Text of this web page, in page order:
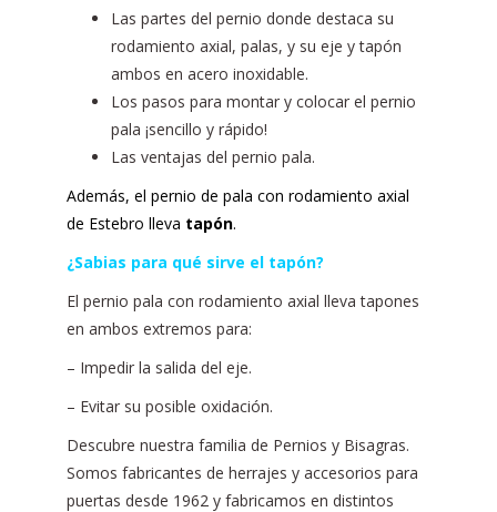
Las partes del pernio donde destaca su
rodamiento axial, palas, y su eje y tapón
ambos en acero inoxidable.
Los pasos para montar y colocar el pernio
pala ¡sencillo y rápido!
Las ventajas del pernio pala.
Además, el pernio de pala con rodamiento axial
de Estebro lleva tapón.
¿Sabias para qué sirve el tapón?
El pernio pala con rodamiento axial lleva tapones
en ambos extremos para:
– Impedir la salida del eje.
– Evitar su posible oxidación.
Descubre nuestra familia de Pernios y Bisagras.
Somos fabricantes de herrajes y accesorios para
puertas desde 1962 y fabricamos en distintos